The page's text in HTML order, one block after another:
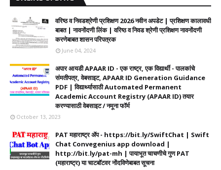
वरिष्ठ व निवडश्रेणी प्रशिक्षण 2026 नवीन अपडेट | प्रशिक्षण कालावधी‌
बाबत | नावनोंदणी लिंक | वरिष्ठ व निवड श्रेणी प्रशिक्षण नावनोंदणी
करणेबाबत शासन परिपत्रक
June 04, 2024
अपार आयडी APAAR ID - एक राष्ट्र, एक विद्यार्थी - पालकांचे
संमतीपत्र, वेबसाइट, APAAR ID Generation Guidance
PDF | विद्यार्थ्यासाठी Automated Permanent
Academic Account Registry (APAAR ID) तयार
करण्यासाठी वेबसाइट / नमूना फॉर्म
October 13, 2023
PAT महाराष्ट्र ॲप - https://bit.ly/SwiftChat | Swift
Chat Convegenius app download |
http://bit.ly/pat-mh | पायाभूत चाचणीचे गुण PAT
(महाराष्ट्र) या चाटबॉटवर नोंदविणेबाबत सूचना